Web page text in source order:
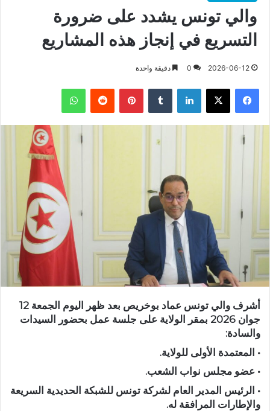
والي تونس يشدد على ضرورة
التسريع في إنجاز هذه المشاريع
2026-06-12
0 دقيقة واحدة
فيسبوك X لينكدإن بينتيريست واتساب
أشرف والي تونس عماد بوخريص بعد ظهر اليوم الجمعة 12
جوان 2026 بمقر الولاية على جلسة عمل بحضور السيدات
والسادة:
• المعتمدة الأولى للولاية.
• عضو مجلس نواب الشعب.
• الرئيس المدير العام لشركة تونس للشبكة الحديدية السريعة
والإطارات المرافقة له.